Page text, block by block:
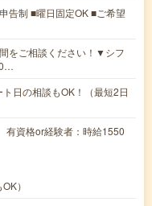
告制 ■曜日固定OK ■ご希望
をご相談ください！▼シフ
日の相談もOK！（最短2日
資格or経験者：時給1550
）